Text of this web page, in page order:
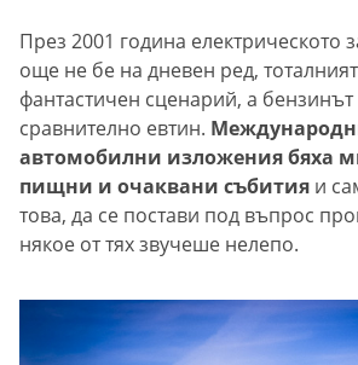
През 2001 година електрическото
още не бе на дневен ред,
фантастичен сценарий, а
сравнително евтин.
автомобилни изложения бяха
пищни и очаквани събития и
това, да се постави под въпрос
някое от тях звучеше нелепо.